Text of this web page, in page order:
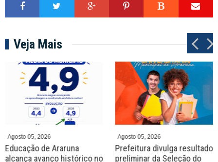
Veja Mais
Agosto 05, 2026
Educação de Araruna
alcança avanço histórico no
Agosto 05, 2026
Prefeitura divulga resultado
preliminar da Seleção do
P
e
v
N
e
x
t